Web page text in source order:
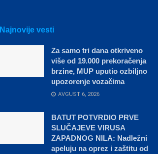
Najnovije vesti
Za samo tri dana otkriveno
više od 19.000 prekoračenja
brzine, MUP uputio ozbiljno
upozorenje vozačima
AVGUST 6, 2026
BATUT POTVRDIO PRVE
SLUČAJEVE VIRUSA
ZAPADNOG NILA: Nadležni
apeluju na oprez i zaštitu od